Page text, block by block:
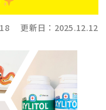
更新日： 2025.12.12